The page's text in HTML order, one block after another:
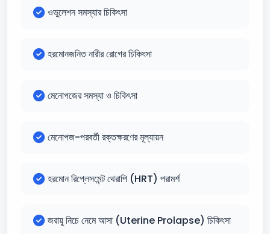
ওভুলেশন সমস্যার চিকিৎসা
হরমোনজনিত নারীর রোগের চিকিৎসা
মেনোপজের সমস্যা ও চিকিৎসা
মেনোপজ-পরবর্তী রক্তক্ষরণের মূল্যায়ন
হরমোন রিপ্লেসমেন্ট থেরাপি (HRT) পরামর্শ
জরায়ু নিচে নেমে আসা (Uterine Prolapse) চিকিৎসা